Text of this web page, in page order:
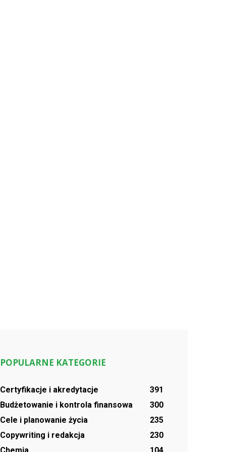
POPULARNE KATEGORIE
Certyfikacje i akredytacje
391
Budżetowanie i kontrola finansowa
300
Cele i planowanie życia
235
Copywriting i redakcja
230